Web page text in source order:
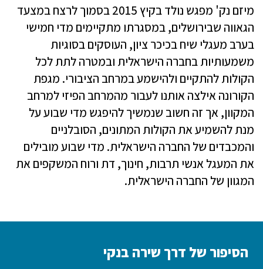
מיזם נק' מפגש נולד בקיץ 2015 בסמוך לרצח במצעד
הגאווה שבירושלים, במסגרתו מתקיימים מדי חמישי
בערב מעגלי שיח בכיכר ציון, העוסקים בסוגיות
משמעותיות בחברה הישראלית ובמטרה לתת לכל
הקולות להתקיים ולהישמע במרחב הציבורי. מגפת
הקורונה אילצה אותנו לעבור מהמרחב הפיזי למרחב
המקוון, אך זה חשוב שנמשיך להיפגש מדי שבוע על
מנת להשמיע את הקולות המתונים, הסובלניים
והמכבדים של החברה הישראלית. מדי שבוע מובילים
את המעגל אנשי תרבות, חינוך, דת ורוח המשקפים את
המגוון של החברה הישראלית.
הסיפור של דרך שירה בנקי